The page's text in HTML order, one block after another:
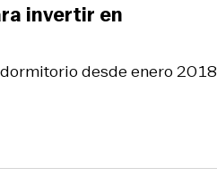
desde enero 2018
invertir en